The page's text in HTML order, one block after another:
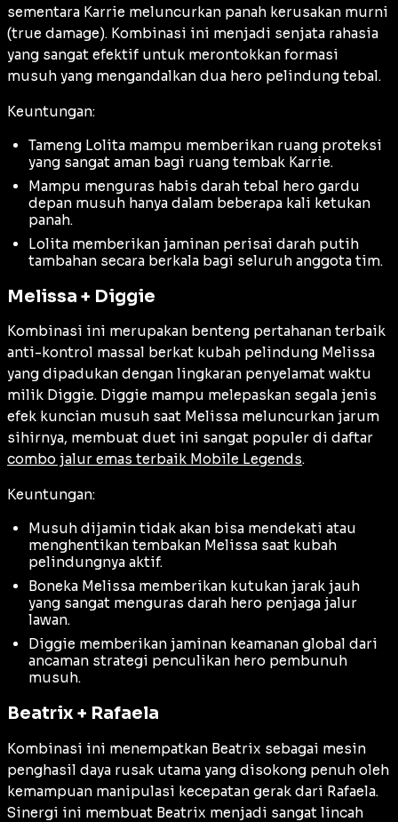
sementara Karrie meluncurkan panah kerusakan murni
(true damage). Kombinasi ini menjadi senjata rahasia
yang sangat efektif untuk merontokkan formasi
musuh yang mengandalkan dua hero pelindung tebal.
Keuntungan:
Tameng Lolita mampu memberikan ruang proteksi
yang sangat aman bagi ruang tembak Karrie.
Mampu menguras habis darah tebal hero gardu
depan musuh hanya dalam beberapa kali ketukan
panah.
Lolita memberikan jaminan perisai darah putih
tambahan secara berkala bagi seluruh anggota tim.
Melissa + Diggie
Kombinasi ini merupakan benteng pertahanan terbaik
anti-kontrol massal berkat kubah pelindung Melissa
yang dipadukan dengan lingkaran penyelamat waktu
milik Diggie. Diggie mampu melepaskan segala jenis
efek kuncian musuh saat Melissa meluncurkan jarum
sihirnya, membuat duet ini sangat populer di daftar
combo jalur emas terbaik Mobile Legends.
Keuntungan:
Musuh dijamin tidak akan bisa mendekati atau
menghentikan tembakan Melissa saat kubah
pelindungnya aktif.
Boneka Melissa memberikan kutukan jarak jauh
yang sangat menguras darah hero penjaga jalur
lawan.
Diggie memberikan jaminan keamanan global dari
ancaman strategi penculikan hero pembunuh
musuh.
Beatrix + Rafaela
Kombinasi ini menempatkan Beatrix sebagai mesin
penghasil daya rusak utama yang disokong penuh oleh
kemampuan manipulasi kecepatan gerak dari Rafaela.
Sinergi ini membuat Beatrix menjadi sangat lincah